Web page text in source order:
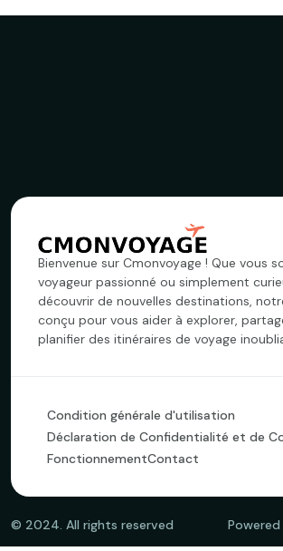
Bienvenue sur Cmonvoyage ! Que vous
voyageur passionné ou simplement
découvrir de nouvelles destinations,
conçu pour vous aider à explorer,
planifier des itinéraires de voyage
Condition générale d'utilisation
Déclaration de Confidentialité et de
FonctionnementContact
© 2024. All rights reserved